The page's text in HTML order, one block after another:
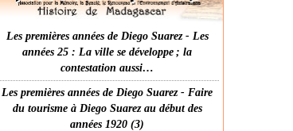
Les premières années de Diego Suarez - Les
années 25 : La ville se développe ; la
contestation aussi…
Les premières années de Diego Suarez - Faire
du tourisme à Diego Suarez au début des
années 1920 (3)